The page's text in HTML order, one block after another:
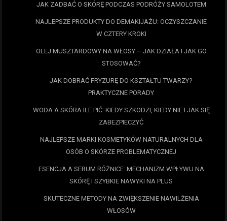
JAK ZADBAĆ O SKÓRĘ PODCZAS PODRÓŻY SAMOLOTEM
NAJLEPSZE PRODUKTY DO DEMAKIJAŻU: OCZYSZCZANIE
W CZTERY KROKI
OLEJ MUSZTARDOWY NA WŁOSY – JAK DZIAŁA I JAK GO
STOSOWAĆ?
JAK DOBRAĆ FRYZURĘ DO KSZTAŁTU TWARZY?
PRAKTYCZNE PORADY
WODA A SKÓRA ILE PIĆ: KIEDY SZKODZI, KIEDY NIE I JAK SIĘ
ZABEZPIECZYĆ
NAJLEPSZE MARKI KOSMETYKÓW NATURALNYCH DLA
OSÓB O SKÓRZE PROBLEMATYCZNEJ
ESENCJA A SERUM RÓŻNICE: MECHANIZM WPŁYWU NA
SKÓRĘ I SZYBKIE NAWYKI NA PLUS
SKUTECZNE METODY NA ZWIĘKSZENIE NAWILŻENIA
WŁOSÓW